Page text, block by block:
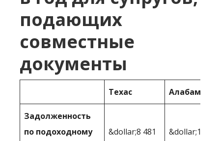
подающих
совместные
документы
Техас Алабама
Задолженность
по подоходному
&dollar;8 481 &dollar;12